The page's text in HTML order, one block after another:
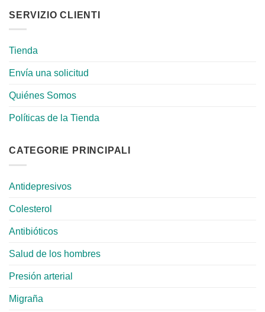
SERVIZIO CLIENTI
Tienda
Envía una solicitud
Quiénes Somos
Políticas de la Tienda
CATEGORIE PRINCIPALI
Antidepresivos
Colesterol
Antibióticos
Salud de los hombres
Presión arterial
Migraña